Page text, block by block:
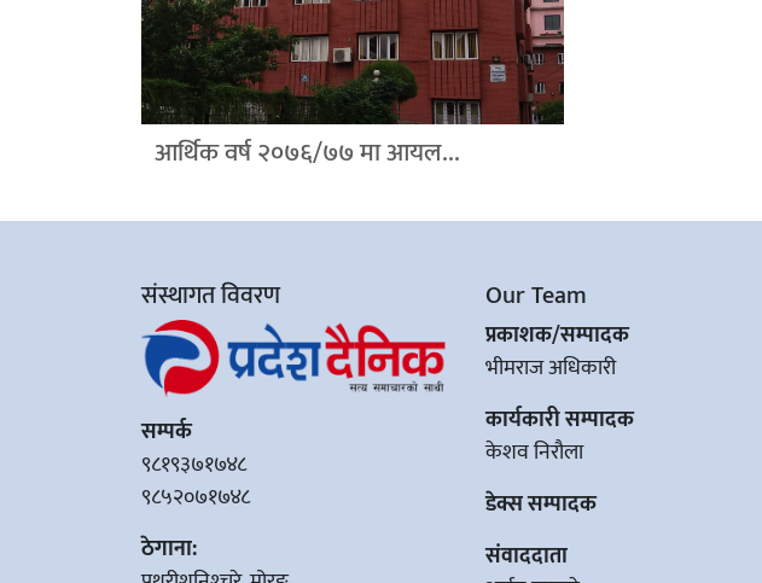
आर्थिक वर्ष २०७६/७७ मा आयल...
संस्थागत विवरण
सम्पर्क
९८१९३७१७४८
९८५२०७१७४८
ठेगाना:
Our Team
प्रकाशक/सम्पादक
भीमराज अधिकारी
कार्यकारी सम्पादक
केशव निरौला
डेक्स सम्पादक
संवाददाता